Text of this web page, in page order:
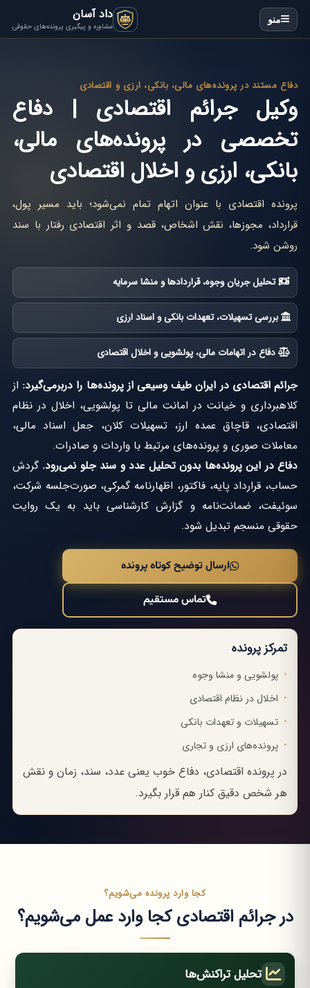
داد آسان
مشاوره و پیگیری پرونده‌های حقوقی
منو
دفاع مستند در پرونده‌های مالی، بانکی، ارزی و اقتصادی
وکیل جرائم اقتصادی | دفاع
تخصصی در پرونده‌های مالی،
بانکی، ارزی و اخلال اقتصادی
پرونده اقتصادی با عنوان اتهام تمام نمی‌شود؛ باید مسیر پول،
قرارداد، مجوزها، نقش اشخاص، قصد و اثر اقتصادی رفتار با سند
روشن شود.
تحلیل جریان وجوه، قراردادها و منشا سرمایه
بررسی تسهیلات، تعهدات بانکی و اسناد ارزی
دفاع در اتهامات مالی، پولشویی و اخلال اقتصادی
جرائم اقتصادی در ایران طیف وسیعی از پرونده‌ها را دربرمی‌گیرد: از
کلاهبرداری و خیانت در امانت مالی تا پولشویی، اخلال در نظام
اقتصادی، قاچاق عمده ارز، تسهیلات کلان، جعل اسناد مالی،
معاملات صوری و پرونده‌های مرتبط با واردات و صادرات.
دفاع در این پرونده‌ها بدون تحلیل عدد و سند جلو نمی‌رود. گردش
حساب، قرارداد پایه، فاکتور، اظهارنامه گمرکی، صورت‌جلسه شرکت،
سوئیفت، ضمانت‌نامه و گزارش کارشناسی باید به یک روایت
حقوقی منسجم تبدیل شود.
ارسال توضیح کوتاه پرونده
تماس مستقیم
تمرکز پرونده
پولشویی و منشا وجوه
اخلال در نظام اقتصادی
تسهیلات و تعهدات بانکی
پرونده‌های ارزی و تجاری
در پرونده اقتصادی، دفاع خوب یعنی عدد، سند، زمان و نقش
هر شخص دقیق کنار هم قرار بگیرد.
کجا وارد پرونده می‌شویم؟
در جرائم اقتصادی کجا وارد عمل می‌شویم؟
تحلیل تراکنش‌ها